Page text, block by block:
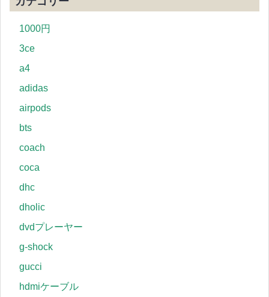
1000円
3ce
a4
adidas
airpods
bts
coach
coca
dhc
dholic
dvdプレーヤー
g-shock
gucci
hdmiケーブル